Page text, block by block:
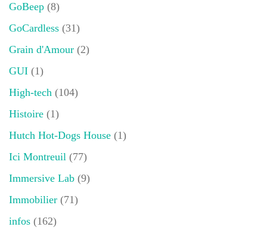
GoBeep (8)
GoCardless (31)
Grain d'Amour (2)
GUI (1)
High-tech (104)
Histoire (1)
Hutch Hot-Dogs House (1)
Ici Montreuil (77)
Immersive Lab (9)
Immobilier (71)
infos (162)